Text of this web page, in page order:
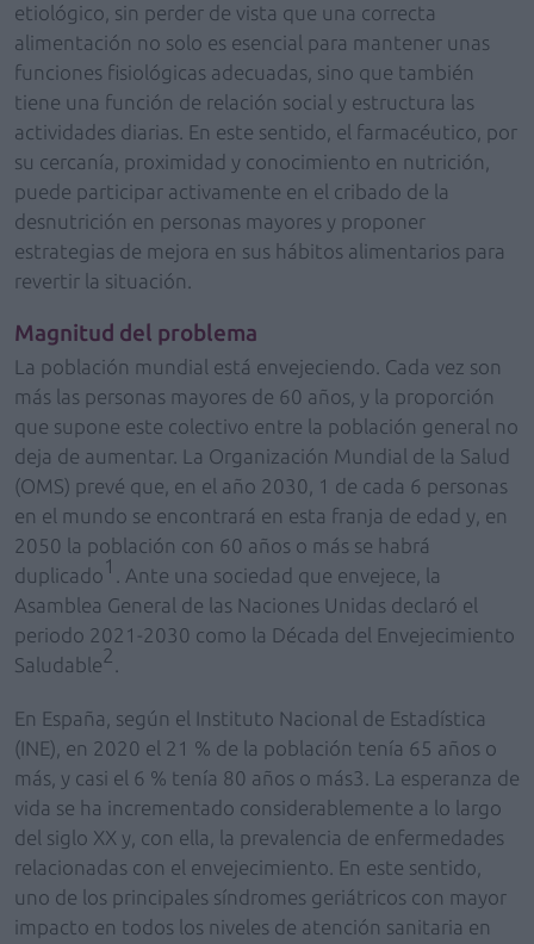
etiológico, sin perder de vista que una correcta
alimentación no solo es esencial para mantener unas
funciones fisiológicas adecuadas, sino que también
tiene una función de relación social y estructura las
actividades diarias. En este sentido, el farmacéutico, por
su cercanía, proximidad y conocimiento en nutrición,
puede participar activamente en el cribado de la
desnutrición en personas mayores y proponer
estrategias de mejora en sus hábitos alimentarios para
revertir la situación.
Magnitud del problema
La población mundial está envejeciendo. Cada vez son
más las personas mayores de 60 años, y la proporción
que supone este colectivo entre la población general no
deja de aumentar. La Organización Mundial de la Salud
(OMS) prevé que, en el año 2030, 1 de cada 6 personas
en el mundo se encontrará en esta franja de edad y, en
2050 la población con 60 años o más se habrá
duplicado1
. Ante una sociedad que envejece, la
Asamblea General de las Naciones Unidas declaró el
periodo 2021-2030 como la Década del Envejecimiento
Saludable2
En España, según el Instituto Nacional de Estadística
(INE), en 2020 el 21 % de la población tenía 65 años o
más, y casi el 6 % tenía 80 años o más3. La esperanza de
vida se ha incrementado considerablemente a lo largo
del siglo XX y, con ella, la prevalencia de enfermedades
relacionadas con el envejecimiento. En este sentido,
uno de los principales síndromes geriátricos con mayor
impacto en todos los niveles de atención sanitaria en